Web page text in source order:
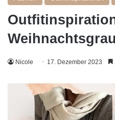
Weihnachtsgrau
Nicole 17. Dezember 2023